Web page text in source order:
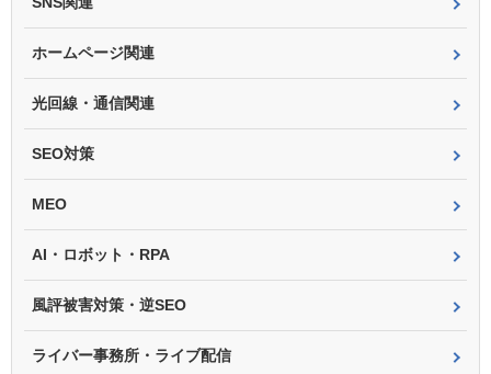
ホームページ関連
光回線・通信関連
SEO対策
MEO
AI・ロボット・RPA
風評被害対策・逆SEO
ライバー事務所・ライブ配信